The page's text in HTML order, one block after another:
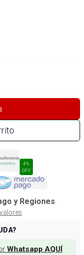
4%
OFF
y Regiones
Whatsapp AQUÍ